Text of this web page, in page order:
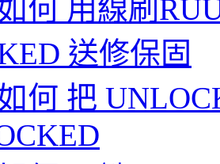
何 用線刷
送修保固
何 把